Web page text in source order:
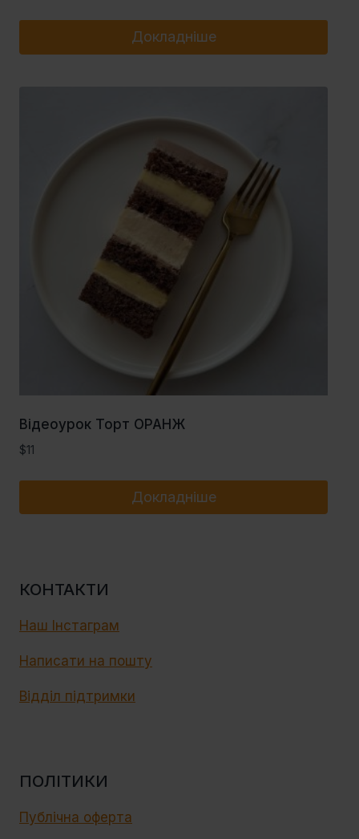
Докладніше
Відеоурок Торт ОРАНЖ
$11
Докладніше
КОНТАКТИ
Наш Інстаграм
Написати на пошту
Відділ підтримки
ПОЛІТИКИ
Публічна оферта